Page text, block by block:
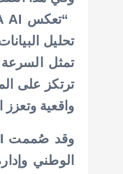
تحليل
تمثل
ترتكز على
واقعية وتعزز
الوطني